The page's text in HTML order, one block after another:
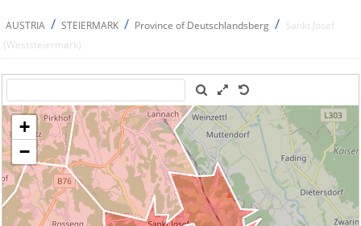
AUSTRIA / STEIERMARK / Province of Deutschlandsberg / Sankt Josef
(Weststeiermark)